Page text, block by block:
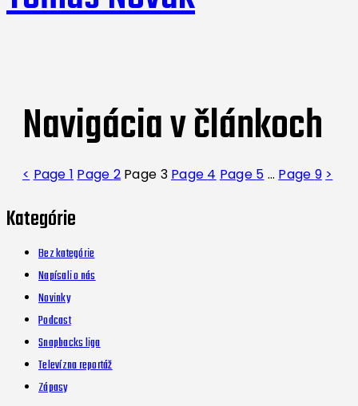
Navigácia v článkoch
< Page 1 Page 2 Page 3 Page 4 Page 5 … Page 9 >
Kategórie
Bez kategórie
Napísali o nás
Novinky
Podcast
Snapbacks liga
Televízna reportáž
Zápasy